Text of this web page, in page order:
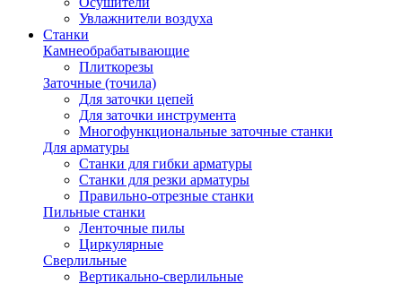
Увлажнители воздуха
Станки
Камнеобрабатывающие
Плиткорезы
Заточные (точила)
Для заточки цепей
Для заточки инструмента
Многофункциональные заточные станки
Для арматуры
Станки для гибки арматуры
Станки для резки арматуры
Правильно-отрезные станки
Пильные станки
Ленточные пилы
Циркулярные
Сверлильные
Вертикально-сверлильные